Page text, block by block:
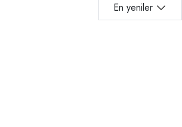
En yeniler